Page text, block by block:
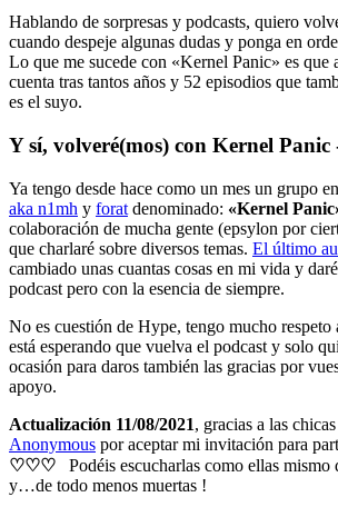
Hablando de sorpresas y podcasts, quiero
cuando despeje algunas dudas y ponga en
Lo que me sucede con «Kernel Panic» es que
cuenta tras tantos años y 52 episodios que
es el suyo.
Y sí, volveré(mos) con Kernel Panic
Ya tengo desde hace como un mes un grupo
aka n1mh y forat denominado: «Kernel
colaboración de mucha gente (epsylon por
que charlaré sobre diversos temas. El último
cambiado unas cuantas cosas en mi vida y
podcast pero con la esencia de siempre.
No es cuestión de Hype, tengo mucho respeto
está esperando que vuelva el podcast y solo
ocasión para daros también las gracias por
apoyo.
Actualización 11/08/2021, gracias a las
Anonymous por aceptar mi invitación para
♡♡♡ Podéis escucharlas como ellas mismo
y…de todo menos muertas !